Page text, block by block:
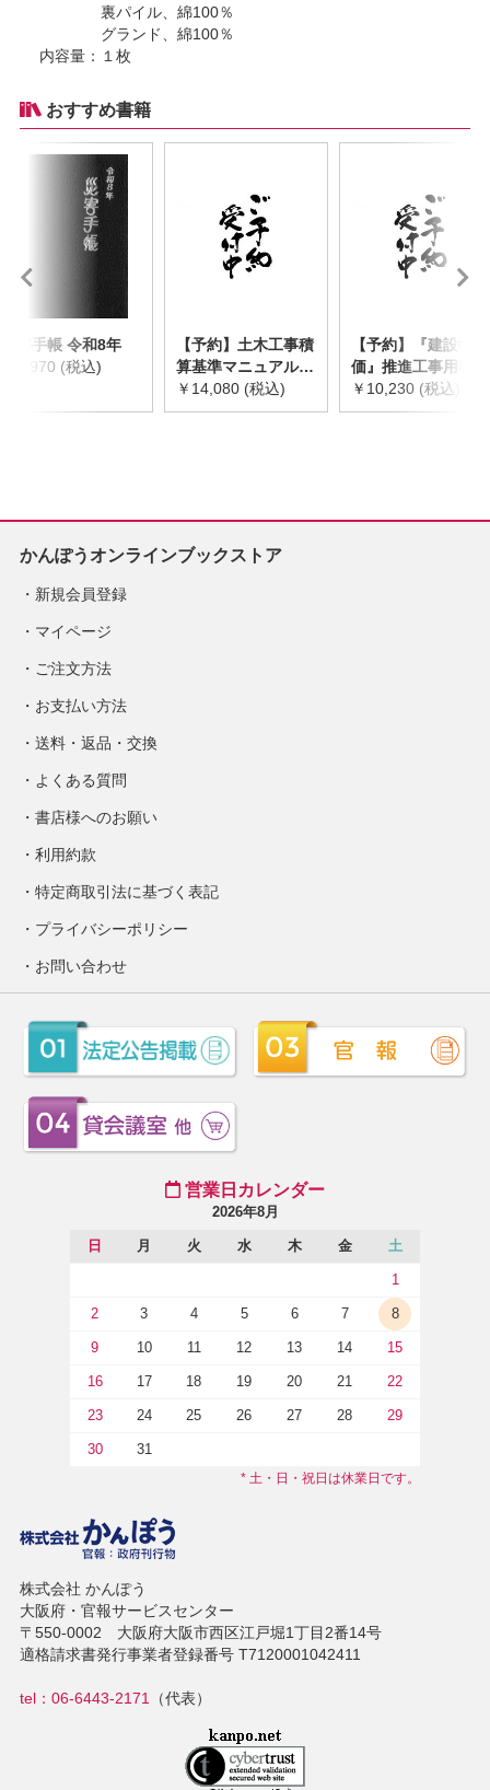
裏パイル、綿100％
グランド、綿100％
内容量：１枚
おすすめ書籍
災害手帳 令和8年
￥2,970 (税込)
【予約】土木工事積
算基準マニュアル
令和8年度版
※2026年8月下旬発
￥14,080 (税込)
【予約】『建設物
価』推進工事用機械
器具等基礎価格表
2026年度版
￥10,230 (税込)
かんぽうオンラインブックストア
新規会員登録
マイページ
ご注文方法
お支払い方法
送料・返品・交換
よくある質問
書店様へのお願い
利用約款
特定商取引法に基づく表記
プライバシーポリシー
お問い合わせ
営業日カレンダー
2026年8月
日 月 火 水 木 金 土
1
2 3 4 5 6 7 8
9 10 11 12 13 14 15
16 17 18 19 20 21 22
23 24 25 26 27 28 29
30 31
* 土・日・祝日は休業日です。
株式会社 かんぽう
大阪府・官報サービスセンター
〒550-0002 大阪府大阪市西区江戸堀1丁目2番14号
適格請求書発行事業者登録番号 T7120001042411
tel：06-6443-2171 （代表）